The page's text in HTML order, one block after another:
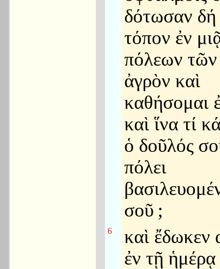
δότωσαν δή
τόπον ἐν
πόλεων
ἀγρὸν καὶ
καθήσομαι
καὶ ἵνα τί
ὁ δοῦλός
πόλει
σοῦ ;
6
καὶ ἔδωκεν
ἐν τῇ ἡμέρᾳ